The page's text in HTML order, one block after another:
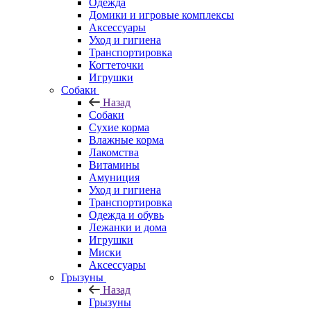
Одежда
Домики и игровые комплексы
Аксессуары
Уход и гигиена
Транспортировка
Когтеточки
Игрушки
Собаки
Назад
Собаки
Сухие корма
Влажные корма
Лакомства
Витамины
Амуниция
Уход и гигиена
Транспортировка
Одежда и обувь
Лежанки и дома
Игрушки
Миски
Аксессуары
Грызуны
Назад
Грызуны